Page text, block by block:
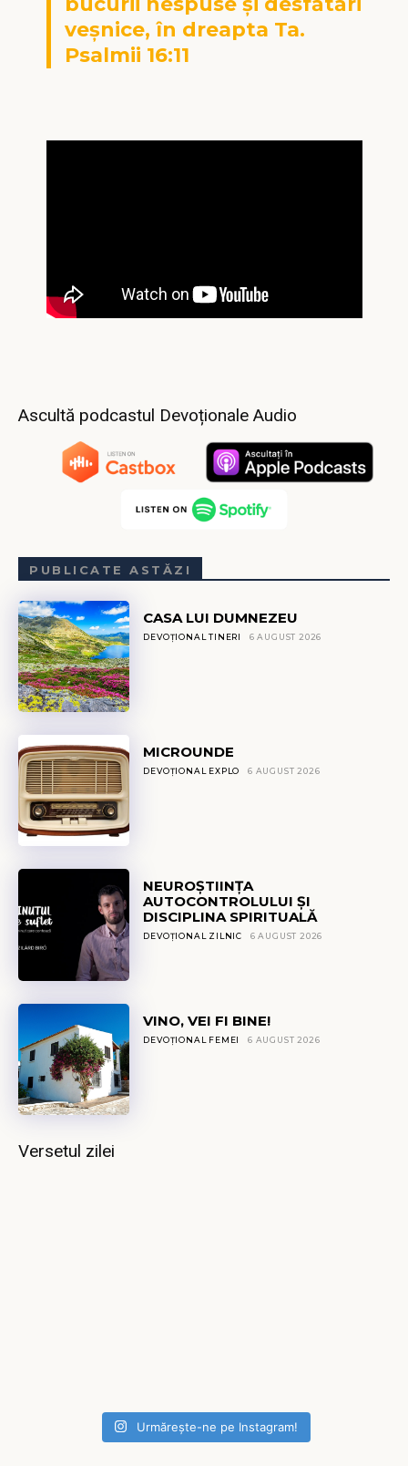
veşnice, în dreapta Ta.
Psalmii 16:11
Ascultă podcastul Devoționale Audio
PUBLICATE ASTĂZI
CASA LUI DUMNEZEU
DEVOȚIONAL TINERI 6 AUGUST 2026
MICROUNDE
DEVOȚIONAL EXPLO 6 AUGUST 2026
NEUROȘTIINȚA
AUTOCONTROLULUI ȘI
DISCIPLINA SPIRITUALĂ
DEVOȚIONAL ZILNIC 6 AUGUST 2026
VINO, VEI FI BINE!
DEVOȚIONAL FEMEI 6 AUGUST 2026
Versetul zilei
Urmărește-ne pe Instagram!